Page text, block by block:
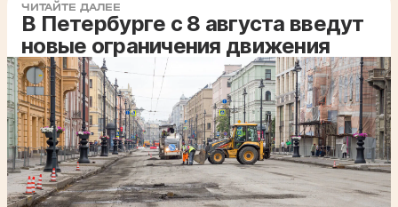
ЧИТАЙТЕ ДАЛЕЕ
В Петербурге с 8 августа введут
новые ограничения движения